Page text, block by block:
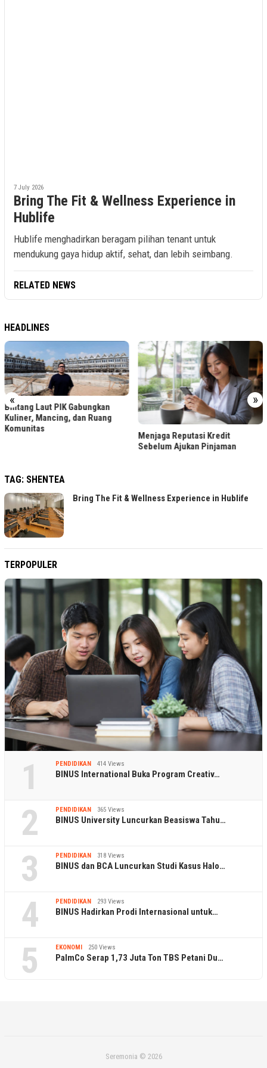
7 July 2026
Bring The Fit & Wellness Experience in
Hublife
Hublife menghadirkan beragam pilihan tenant untuk
mendukung gaya hidup aktif, sehat, dan lebih seimbang.
RELATED NEWS
HEADLINES
« »
Bintang Laut PIK Gabungkan
Kuliner, Mancing, dan Ruang
Komunitas
Menjaga Reputasi Kredit
Sebelum Ajukan Pinjaman
TAG: SHENTEA
Bring The Fit & Wellness Experience in Hublife
TERPOPULER
1 PENDIDIKAN 414 Views
BINUS International Buka Program Creativ…
2 PENDIDIKAN 365 Views
BINUS University Luncurkan Beasiswa Tahu…
3 PENDIDIKAN 318 Views
BINUS dan BCA Luncurkan Studi Kasus Halo…
4 PENDIDIKAN 293 Views
BINUS Hadirkan Prodi Internasional untuk…
5 EKONOMI 250 Views
PalmCo Serap 1,73 Juta Ton TBS Petani Du…
Seremonia © 2026